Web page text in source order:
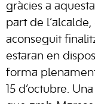
gràcies a
part de
aconseguit
estaran en
forma
15 d’octubre.